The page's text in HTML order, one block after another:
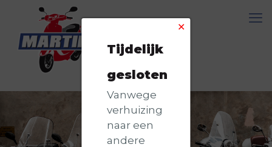
✕
Tijdelijk
gesloten
Vanwege
verhuizing
naar een
andere